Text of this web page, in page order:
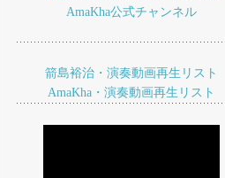
AmaKha公式チャンネル
箭島裕治・演奏動画再生リスト
AmaKha・演奏動画再生リスト